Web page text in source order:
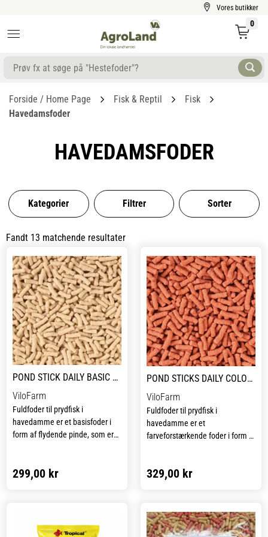
Vores butikker
0
Forside / Home Page Fisk & Reptil
Fisk
Havedamsfoder
HAVEDAMSFODER
Kategorier Filtrer Sorter
Fandt 13 matchende resultater
POND STICK DAILY BASIC 6 KG / 50 LITER
ViloFarm
Fuldfoder til prydfisk i
havedamme er et basisfoder i
form af flydende pinde, som er
havedamme. Foderet tilfører
deres sundhed og holder dem i
299,00 kr
POND STICKS DAILY COLOUR 6 KG
ViloFarm
Fuldfoder til prydfisk i
havedamme er et
farveforstærkende foder i form af
prydfisk, som holdes i
intensiverer fiskenes naturlige
farver og samtidig bidrager
329,00 kr